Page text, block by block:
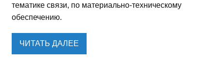
тематике связи, по материально-техническому
обеспечению.
ЧИТАТЬ ДАЛЕЕ